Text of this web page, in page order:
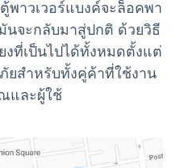
าวเวอร์แบงค์จะล็อคพา
นจะกลับมาสู่ปกติ ด้วยวิธี
ที่เป็นไปได้ทั้งหมดตั้งแต่
ยสำหรับทั้งคู่ค้าที่ใช้งาน
และผู้ใช้